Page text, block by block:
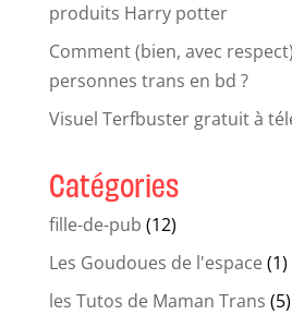
produits Harry potter
Comment (bien, avec
personnes trans en bd ?
Visuel Terfbuster gratuit à
Catégories
fille-de-pub (12)
Les Goudoues de l'espace(1)
les Tutos de Maman Trans (5)